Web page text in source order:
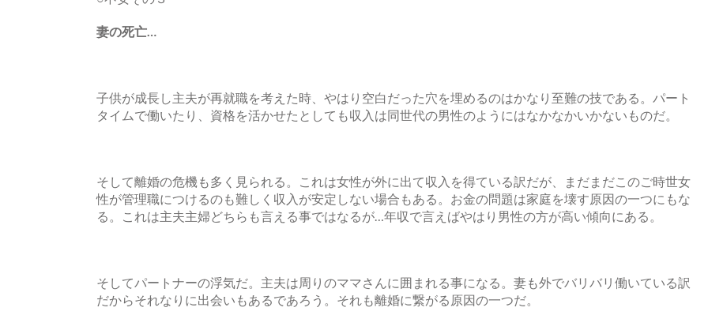
妻の死亡…
子供が成長し主夫が再就職を考えた時、やはり空白だった穴を埋めるのはかなり至難の技である。パート
タイムで働いたり、資格を活かせたとしても収入は同世代の男性のようにはなかなかいかないものだ。
そして離婚の危機も多く見られる。これは女性が外に出て収入を得ている訳だが、まだまだこのご時世女
性が管理職につけるのも難しく収入が安定しない場合もある。お金の問題は家庭を壊す原因の一つにもな
る。これは主夫主婦どちらも言える事ではなるが…年収で言えばやはり男性の方が高い傾向にある。
そしてパートナーの浮気だ。主夫は周りのママさんに囲まれる事になる。妻も外でバリバリ働いている訳
だからそれなりに出会いもあるであろう。それも離婚に繋がる原因の一つだ。